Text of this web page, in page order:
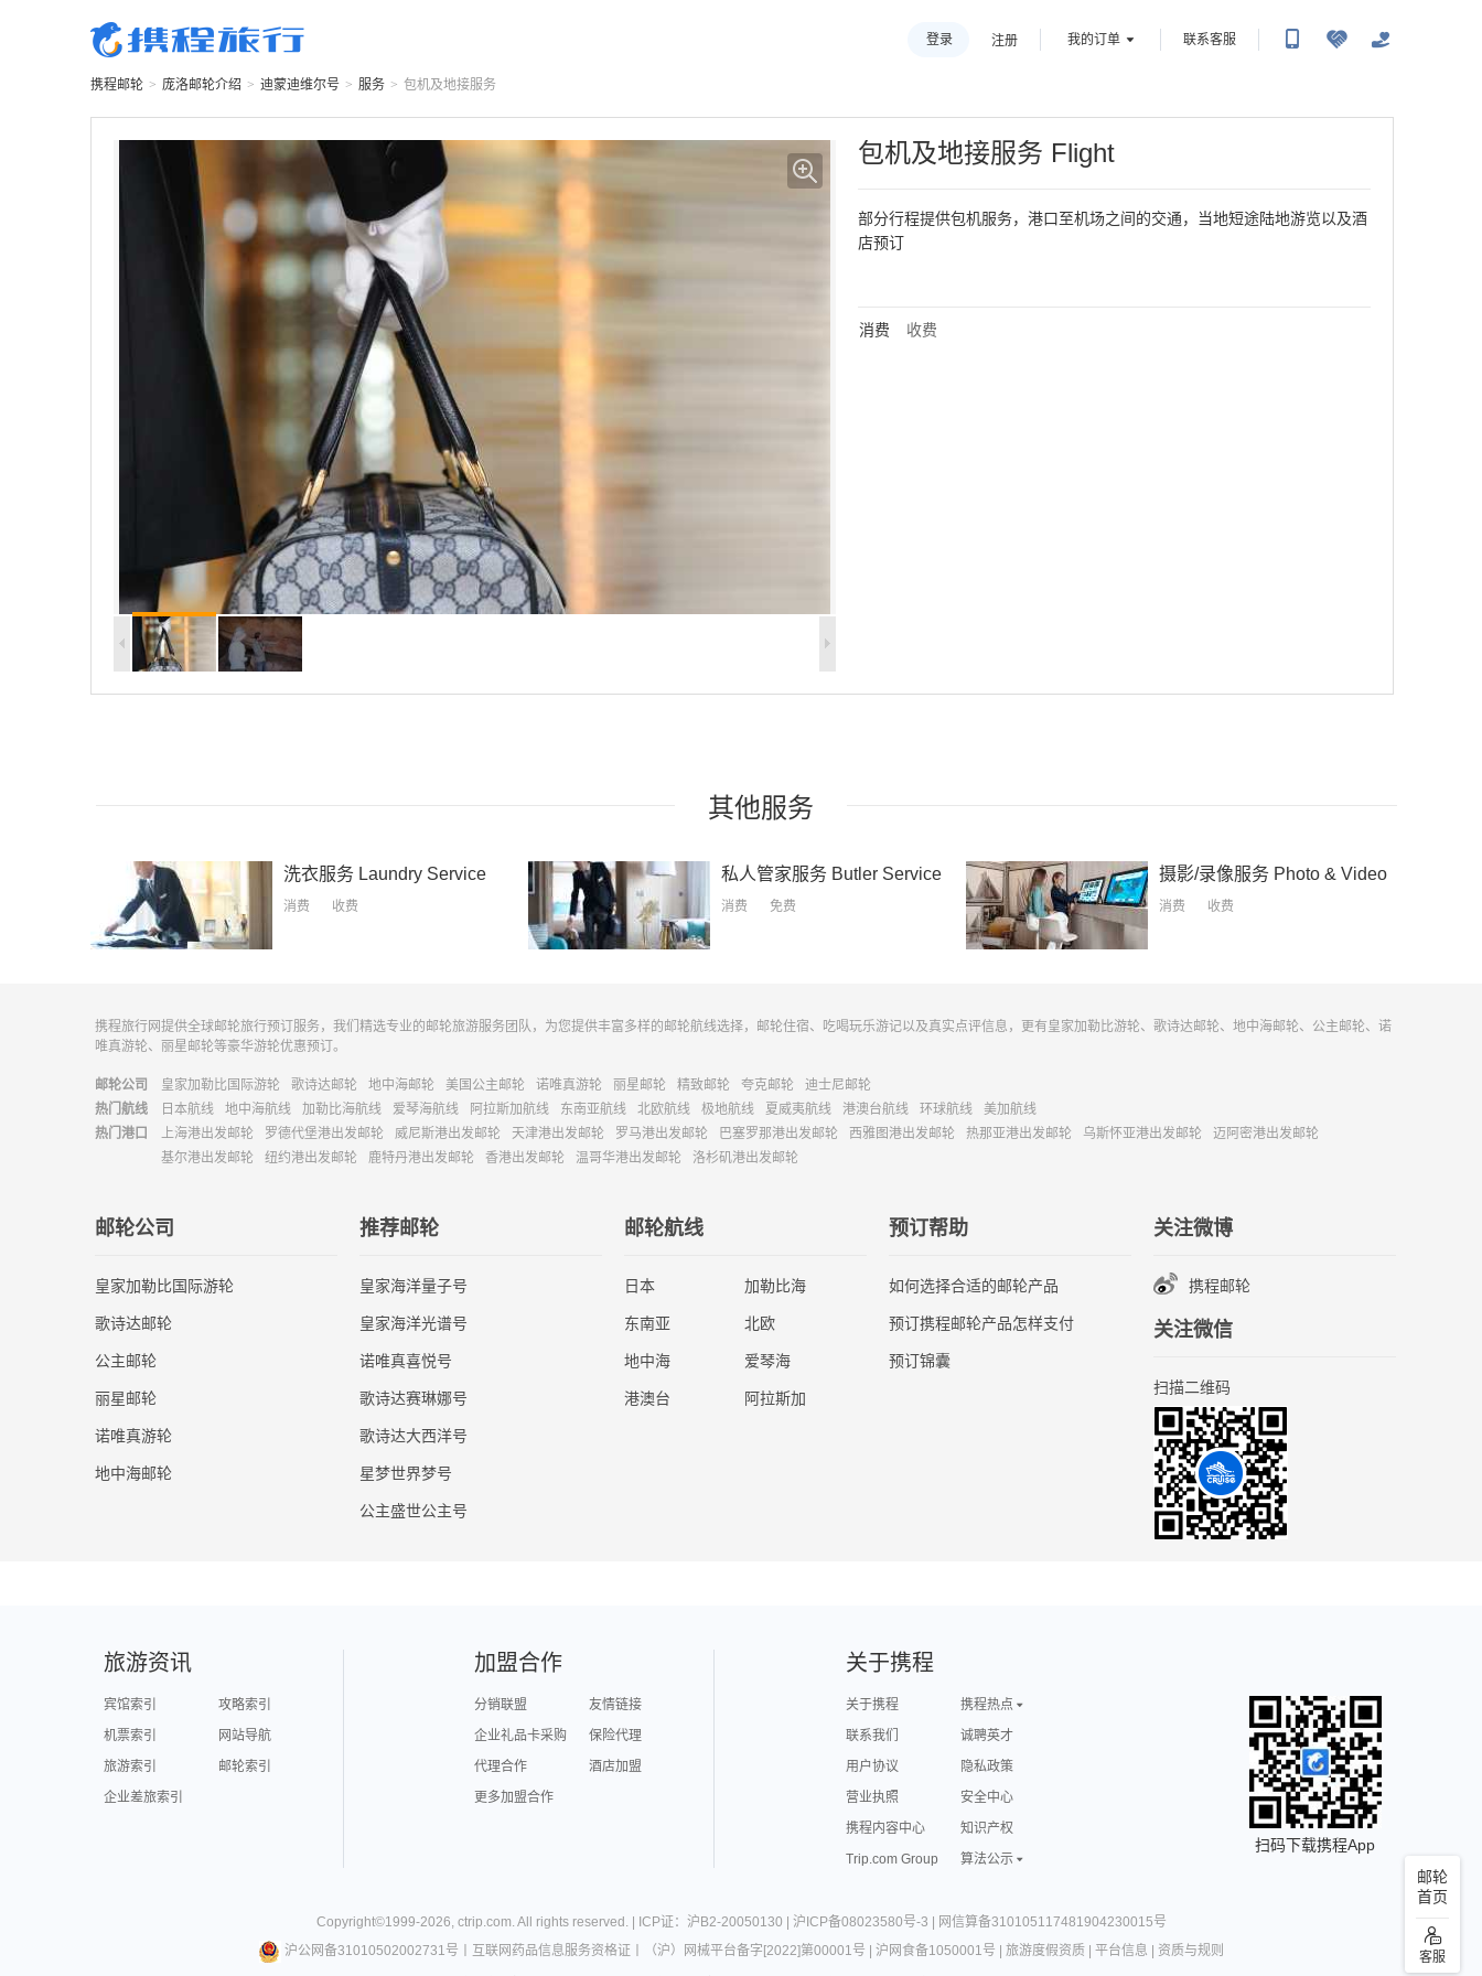
登录 注册 我的订单 联系客服
携程邮轮 > 庞洛邮轮介绍 > 迪蒙迪维尔号 > 服务 > 包机及地接服务
包机及地接服务 Flight
部分行程提供包机服务，港口至机场之间的交通，当地短途陆地游览以及酒
消费 收费
其他服务
洗衣服务 Laundry Service
消费 收费
私人管家服务 Butler Service
消费 免费
摄影/录像服务 Photo & Video
消费 收费
携程旅行网提供全球邮轮旅行预订服务，我们精选专业的邮轮旅游服务团队，为您提供丰富多样的邮轮航线选择，邮轮住宿、吃喝玩乐游记以及真实点评信息，更有皇家加勒比游轮、歌诗达邮轮、地中海邮轮、公主邮轮、诺
唯真游轮、丽星邮轮等豪华游轮优惠预订。
邮轮公司 皇家加勒比国际游轮 歌诗达邮轮 地中海邮轮 美国公主邮轮 诺唯真游轮 丽星邮轮 精致邮轮 夸克邮轮
迪士尼邮轮
热门航线
日本航线 地中海航线 加勒比海航线 爱琴海航线 阿拉斯加航线 东南亚航线 北欧航线 极地航线 夏威夷航线 港澳台航线 环球航线
美加航线
热门港口
上海港出发邮轮 罗德代堡港出发邮轮 威尼斯港出发邮轮 天津港出发邮轮 罗马港出发邮轮 巴塞罗那港出发邮轮 西雅图港出发邮轮 热那亚港出发邮轮 乌斯怀亚港出发邮轮
迈阿密港出发邮轮
基尔港出发邮轮
纽约港出发邮轮 鹿特丹港出发邮轮 香港出发邮轮 温哥华港出发邮轮 洛杉矶港出发邮轮
邮轮公司
皇家加勒比国际游轮
歌诗达邮轮
公主邮轮
丽星邮轮
诺唯真游轮
地中海邮轮
推荐邮轮
皇家海洋量子号
皇家海洋光谱号
诺唯真喜悦号
歌诗达赛琳娜号
歌诗达大西洋号
星梦世界梦号
公主盛世公主号
邮轮航线
日本 加勒比海
东南亚 北欧
地中海 爱琴海
港澳台 阿拉斯加
预订帮助
如何选择合适的邮轮产品
预订携程邮轮产品怎样支付
预订锦囊
关注微博
携程邮轮
关注微信
扫描二维码
邮轮
首页
客服
旅游资讯
宾馆索引
攻略索引
机票索引
网站导航
旅游索引
邮轮索引
企业差旅索引
加盟合作
分销联盟
友情链接
企业礼品卡采购
保险代理
代理合作
酒店加盟
更多加盟合作
关于携程
关于携程
携程热点
联系我们
诚聘英才
用户协议
隐私政策
营业执照
安全中心
携程内容中心
知识产权
Trip.com Group
算法公示
扫码下载携程App
Copyright©1999-2026, ctrip.com. All rights reserved. | ICP证：沪B2-20050130 沪ICP备08023580号-3
网信算备310105117481904230015号
沪公网备31010502002731号
互联网药品信息服务资格证 （沪）网械平台备字[2022]第00001号 沪网食备1050001号 旅游度假资质| 平台信息 资质与规则